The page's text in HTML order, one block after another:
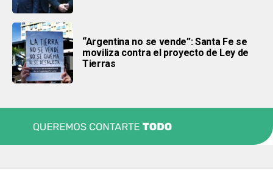
“Argentina no se vende”: Santa Fe se
moviliza contra el proyecto de Ley de
Tierras